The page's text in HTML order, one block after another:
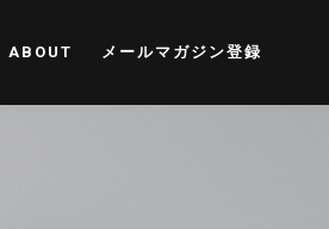
ABOUT メールマガジン登録